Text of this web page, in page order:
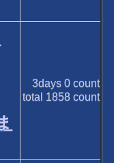
3days 0count
total 1858count